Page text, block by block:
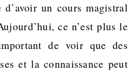
un cours magistral
ce n’est plus le
de voir que des
et la connaissance peut